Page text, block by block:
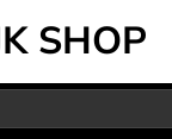
SHOP